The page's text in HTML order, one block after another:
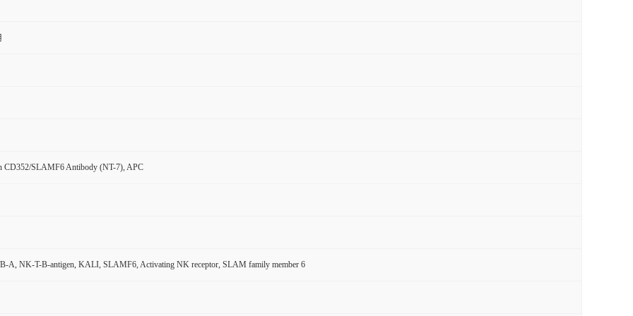
CD352/SLAMF6 Antibody (NT-7), APC
A, NK-T-B-antigen, KALI, SLAMF6, Activating NK receptor, SLAM family member 6